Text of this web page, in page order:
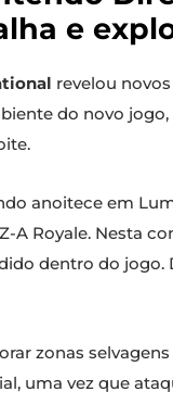
e
revelou
do novo
anoitece em
A Royale. Nesta
dentro do
zonas
uma vez que